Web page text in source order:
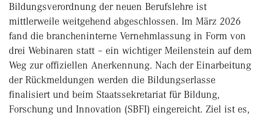
Bildungsverordnung der neuen Berufslehre ist
mittlerweile weitgehend abgeschlossen. Im März 2026
fand die brancheninterne Vernehmlassung in Form von
drei Webinaren statt – ein wichtiger Meilenstein auf dem
Weg zur offiziellen Anerkennung. Nach der Einarbeitung
der Rückmeldungen werden die Bildungserlasse
finalisiert und beim Staatssekretariat für Bildung,
Forschung und Innovation (SBFI) eingereicht. Ziel ist es,